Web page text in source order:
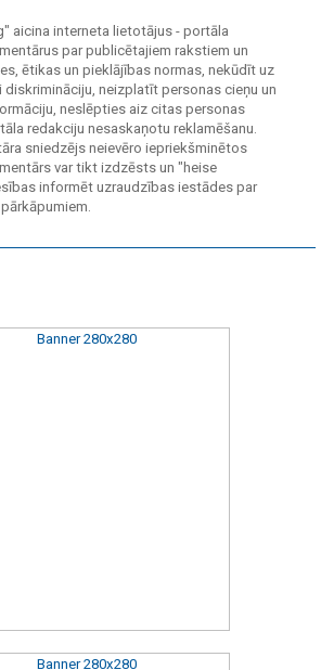
aicina interneta lietotājus - portāla
par publicētajiem rakstiem un
ētikas un pieklājības normas, nekūdīt uz
diskrimināciju, neizplatīt personas cieņu un
neslēpties aiz citas personas
redakciju nesaskaņotu reklamēšanu.
sniedzējs neievēro iepriekšminētos
var tikt izdzēsts un "heise
informēt uzraudzības iestādes par